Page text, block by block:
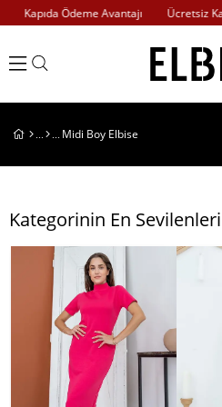
Kapıda Ödeme Avantajı Ücretsiz Kargo!
Midi Boy Elbise
Kategorinin En Sevilenleri